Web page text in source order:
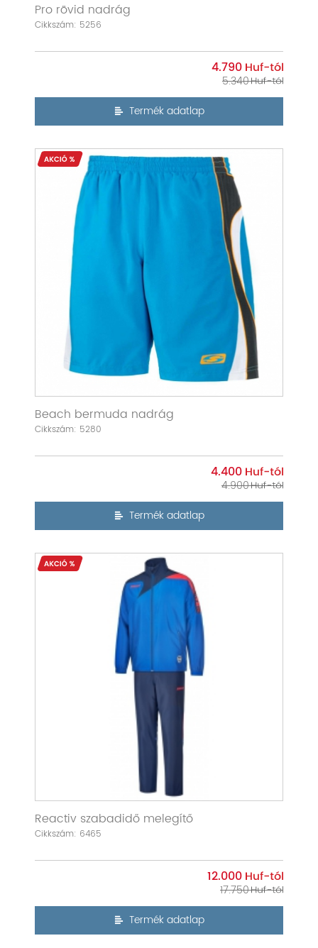
Pro rövid nadrág
Cikkszám: 5256
4.790
5.340
Termék adatlap
Beach bermuda nadrág
Cikkszám: 5280
4.400
4.900
Termék adatlap
Reactiv szabadidő melegítő
Cikkszám: 6465
12.000
17.750
Termék adatlap